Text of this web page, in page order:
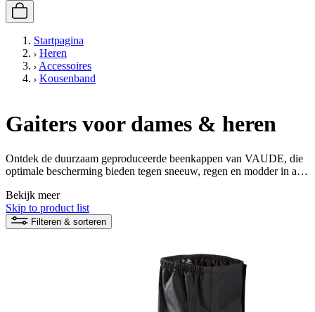
Startpagina
Heren
Accessoires
Kousenband
Gaiters voor dames & heren
Ontdek de duurzaam geproduceerde beenkappen van VAUDE, die
optimale bescherming bieden tegen sneeuw, regen en modder in alle
en beleef je outdooravonturen met droge voeten.
Bekijk meer
Skip to product list
Filteren & sorteren